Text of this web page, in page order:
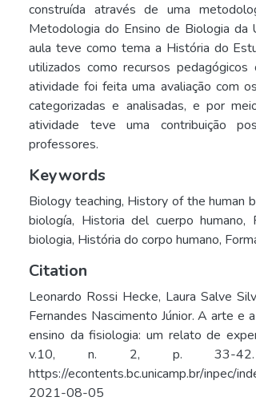
construída através de uma
Metodologia do Ensino de Biologia da
aula teve como tema a História do
utilizados como recursos
atividade foi feita uma avaliação com
categorizadas e analisadas, e por
atividade teve uma contribuição
professores.
Keywords
Biology teaching, History of the human
biología, Historia del cuerpo humano,
biologia, História do corpo humano,
Citation
Leonardo Rossi Hecke, Laura Salve
Fernandes Nascimento Júnior. A arte e
ensino da fisiologia: um relato de
v.10, n. 2, p. 33-42.
https://econtents.bc.unicamp.br/inpec/
2021-08-05